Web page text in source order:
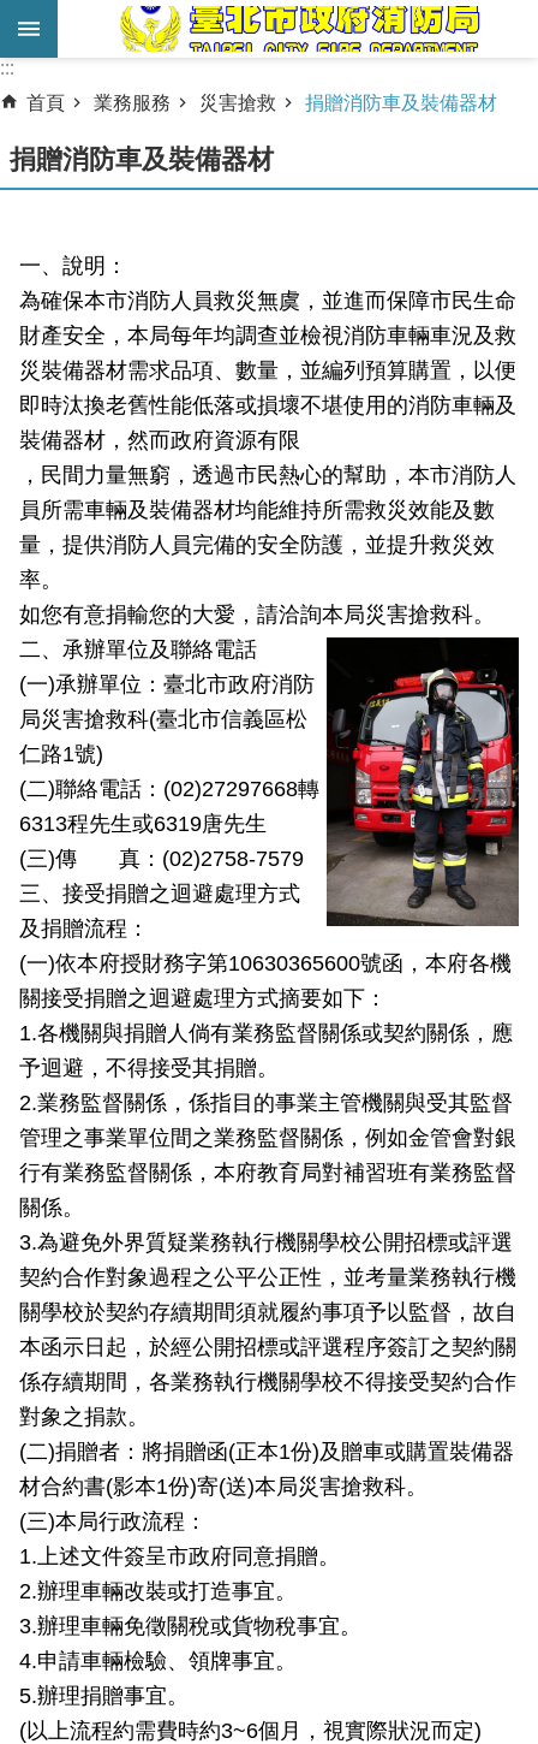
跳到主要內容區塊
進
搜
尋
務
服
務
機
關
簡
介
宣
導
教
育
載
專
區
力
園
地
政
府
資
訊
公
開
公
文
公
開
專
區
統
計
資
料
影
音
專
區
檔
案
應
用
:::
:::
首頁
業務服務 災害搶救 捐贈消防車及裝備器材
捐贈消防車及裝備器材
一、說明：
為確保本市消防人員救災無虞，並進而保障市民生命
財產安全，本局每年均調查並檢視消防車輛車況及救
災裝備器材需求品項、數量，並編列預算購置，以便
即時汰換老舊性能低落或損壞不堪使用的消防車輛及
裝備器材，然而政府資源有限
，民間力量無窮，透過市民熱心的幫助，本市消防人
員所需車輛及裝備器材均能維持所需救災效能及數
量，提供消防人員完備的安全防護，並提升救災效
率。
如您有意捐輸您的大愛，請洽詢本局災害搶救科。
二、承辦單位及聯絡電話
(一)承辦單位：臺北市政府消防
局災害搶救科(臺北市信義區松
仁路1號)
(二)聯絡電話：(02)27297668轉
6313程先生或6319唐先生
(三)傳 真：(02)2758-7579
三、接受捐贈之迴避處理方式
及捐贈流程：
(一)依本府授財務字第10630365600號函，本府各機
關接受捐贈之迴避處理方式摘要如下：
1.各機關與捐贈人倘有業務監督關係或契約關係，應
予迴避，不得接受其捐贈。
2.業務監督關係，係指目的事業主管機關與受其監督
管理之事業單位間之業務監督關係，例如金管會對銀
行有業務監督關係，本府教育局對補習班有業務監督
關係。
3.為避免外界質疑業務執行機關學校公開招標或評選
契約合作對象過程之公平公正性，並考量業務執行機
關學校於契約存續期間須就履約事項予以監督，故自
本函示日起，於經公開招標或評選程序簽訂之契約關
係存續期間，各業務執行機關學校不得接受契約合作
對象之捐款。
(二)捐贈者：將捐贈函(正本1份)及贈車或購置裝備器
材合約書(影本1份)寄(送)本局災害搶救科。
(三)本局行政流程：
1.上述文件簽呈市政府同意捐贈。
2.辦理車輛改裝或打造事宜。
3.辦理車輛免徵關稅或貨物稅事宜。
4.申請車輛檢驗、領牌事宜。
5.辦理捐贈事宜。
(以上流程約需費時約3~6個月，視實際狀況而定)